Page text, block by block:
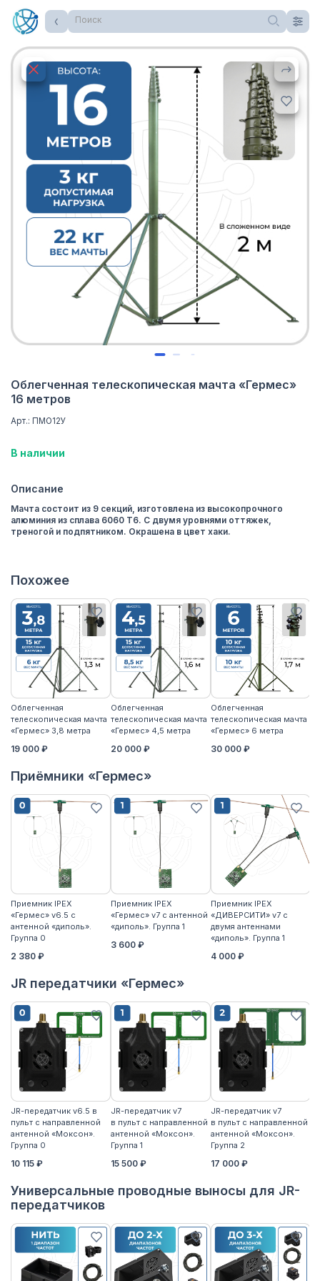
Поиск
Облегченная телескопическая мачта «Гермес»
16 метров
Арт.: ПМО12У
В наличии
Описание
Мачта состоит из 9 секций, изготовлена из высокопрочного
алюминия из сплава 6060 Т6. С двумя уровнями оттяжек,
треногой и подпятником. Окрашена в цвет хаки.
Похожее
Облегченная
телескопическая мачта
«Гермес» 3,8 метра
19 000 ₽
Облегченная
телескопическая мачта
«Гермес» 4,5 метра
20 000 ₽
Облегченная
телескопическая мачта
«Гермес» 6 метра
30 000 ₽
Приёмники «Гермес»
Приемник IPEX
«Гермес» v6.5 с
антенной «диполь».
Группа 0
2 380 ₽
Приемник IPEX
«Гермес» v7 с антенной
«диполь». Группа 1
3 600 ₽
Приемник IPEX
«ДИВЕРСИТИ» v7 с
двумя антеннами
«диполь». Группа 1
4 000 ₽
JR передатчики «Гермес»
JR-передатчик v6.5 в
пульт с направленной
антенной «Моксон».
Группа 0
10 115 ₽
JR-передатчик v7
в пульт с направленной
антенной «Моксон».
Группа 1
15 500 ₽
JR-передатчик v7
в пульт с направленной
антенной «Моксон».
Группа 2
17 000 ₽
Универсальные проводные выносы для JR-
передатчиков